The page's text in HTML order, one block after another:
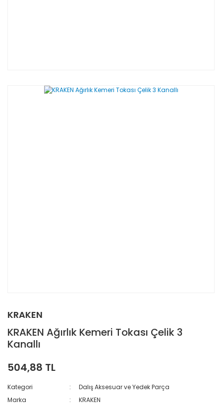
KRAKEN
KRAKEN Ağırlık Kemeri Tokası Çelik 3
Kanallı
504,88 TL
Kategori
Dalış Aksesuar ve Yedek Parça
Marka
KRAKEN